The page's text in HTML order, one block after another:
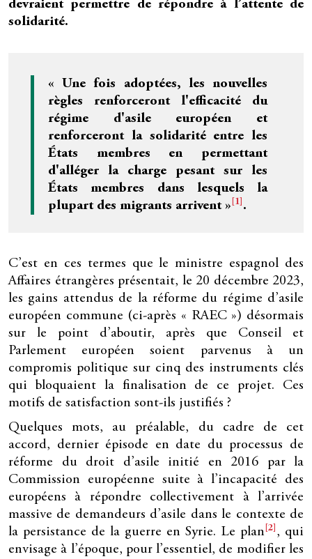
devraient permettre de répondre à l’attente de
solidarité.
« Une fois adoptées, les nouvelles
règles renforceront l'efficacité du
régime d'asile européen et
renforceront la solidarité entre les
États membres en permettant
d'alléger la charge pesant sur les
États membres dans lesquels la
plupart des migrants arrivent » [1] .
C’est en ces termes que le ministre espagnol des
Affaires étrangères présentait, le 20 décembre 2023,
les gains attendus de la réforme du régime d’asile
européen commune (ci-après « RAEC ») désormais
sur le point d’aboutir, après que Conseil et
Parlement européen soient parvenus à un
compromis politique sur cinq des instruments clés
qui bloquaient la finalisation de ce projet. Ces
motifs de satisfaction sont-ils justifiés ?
Quelques mots, au préalable, du cadre de cet
accord, dernier épisode en date du processus de
réforme du droit d’asile initié en 2016 par la
Commission européenne suite à l’incapacité des
européens à répondre collectivement à l’arrivée
massive de demandeurs d’asile dans le contexte de
la persistance de la guerre en Syrie. Le plan [2] , qui
envisage à l’époque, pour l’essentiel, de modifier les